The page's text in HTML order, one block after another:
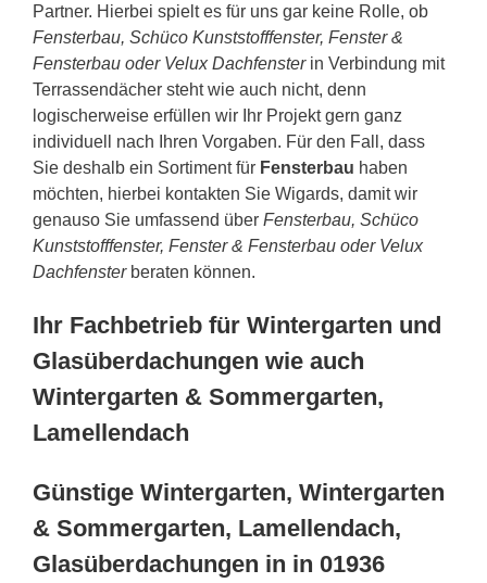
Partner. Hierbei spielt es für uns gar keine Rolle, ob
Fensterbau, Schüco Kunststofffenster, Fenster &
Fensterbau oder Velux Dachfensterin Verbindung mit
Terrassendächer steht wie auch nicht, denn
logischerweise erfüllen wir Ihr Projekt gern ganz
individuell nach Ihren Vorgaben. Für den Fall, dass
Sie deshalb ein Sortiment für Fensterbau haben
möchten, hierbei kontakten Sie Wigards, damit wir
genauso Sie umfassend über Fensterbau, Schüco
Kunststofffenster, Fenster & Fensterbau oder Velux
Dachfensterberaten können.
Ihr Fachbetrieb für Wintergarten und
Glasüberdachungen wie auch
Wintergarten & Sommergarten,
Lamellendach
Günstige Wintergarten, Wintergarten
& Sommergarten, Lamellendach,
Glasüberdachungen in in 01936